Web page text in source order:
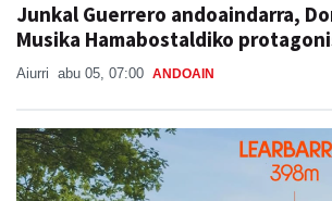
Junkal Guerrero andoaindarra,
Musika Hamabostaldiko
Aiurri abu 05, 07:00 ANDOAIN